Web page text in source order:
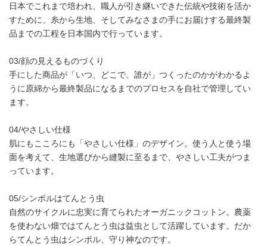
日本でこれまで培われ、職人が引き継いできた伝統や技術を活か
すために、糸から生地、そしてみなさまの手にお届けする最終製
品までの工程を日本国内で行っています。
03/顔の見えるものづくり
手にした商品が「いつ、どこで、誰が」つくったのかがわかるよ
うに原綿から最終製品になるまでのプロセスを自社で管理してい
ます。
04/やさしい仕様
肌にもこころにも「やさしい仕様」のデザイン。使う人と使う場
面を考えて、生地選びから縫製に至るまで、やさしい工夫がつま
っています。
05/シンボルはてんとう虫
自然のサイクルに忠実に育てられたオーガニックコットン。農薬
を使わない畑ではてんとう虫は益虫として活躍しています。だか
らてんとう虫はシンボル、守り神なのです。